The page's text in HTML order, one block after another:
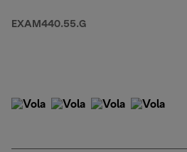
EXAM440.55.G